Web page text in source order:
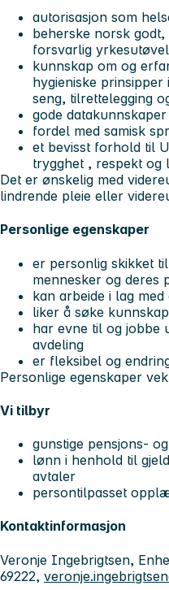
autorisasjon som
beherske norsk
forsvarlig
kunnskap om og
hygieniske
seng, tilrettelegging
gode datakunnskaper
fordel med samisk
et bevisst forhold til
trygghet , respekt og
Det er ønskelig med
lindrende pleie eller
Personlige egenskaper
er personlig skikket
mennesker og deres
kan arbeide i lag
liker å søke
har evne til og jobbe
avdeling
er fleksibel og
Personlige egenskaper
Vi tilbyr
gunstige pensjons-
lønn i henhold til
avtaler
persontilpasset
Kontaktinformasjon
Veronje Ingebrigtsen,
69222,